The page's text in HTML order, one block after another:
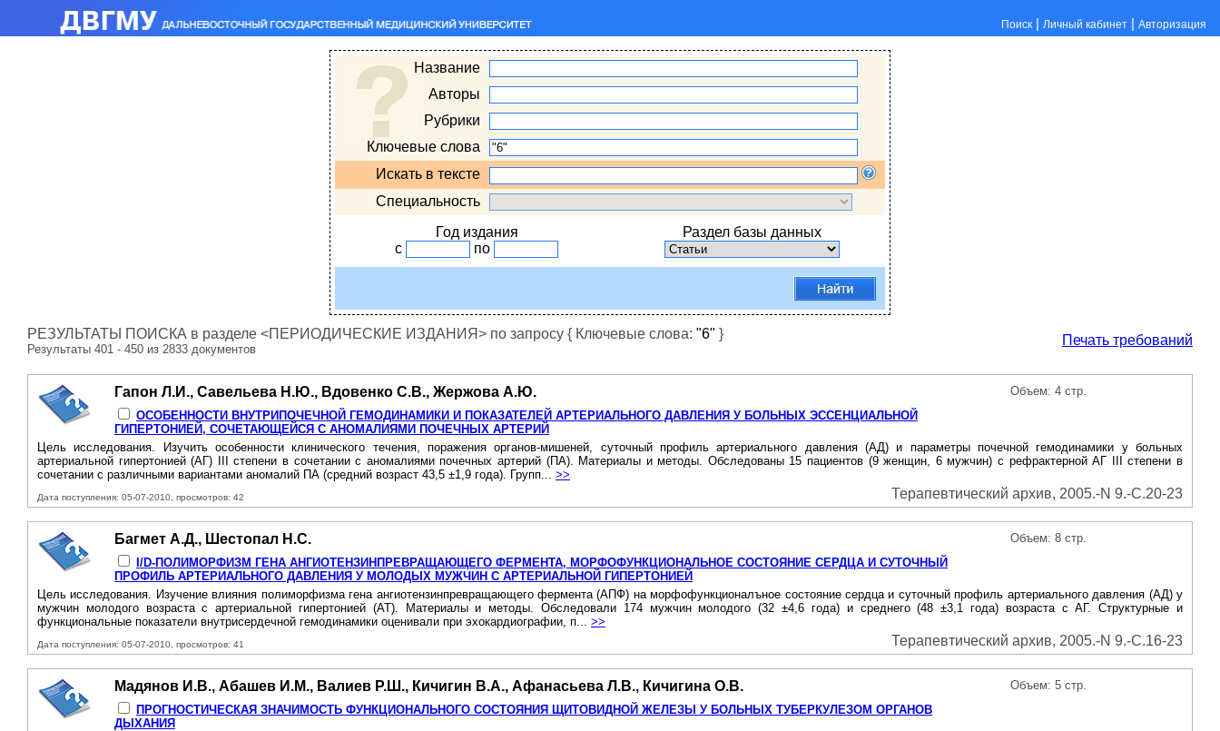
Поиск | Личный кабинет | Авторизация
Название
Авторы
Рубрики
Ключевые слова
Искать в тексте
Специальность
Год издания
Раздел базы данных
с
по
РЕЗУЛЬТАТЫ ПОИСКА в разделе <ПЕРИОДИЧЕСКИЕ ИЗДАНИЯ> по запросу { Ключевые слова: "6" }
Результаты 401 - 450 из 2833 документов
Печать требований
Гапон Л.И., Савельева Н.Ю., Вдовенко С.В., Жержова А.Ю.
ОСОБЕННОСТИ ВНУТРИПОЧЕЧНОЙ ГЕМОДИНАМИКИ И ПОКАЗАТЕЛЕЙ АРТЕРИАЛЬНОГО ДАВЛЕНИЯ У БОЛЬНЫХ ЭССЕНЦИАЛЬНОЙ
ГИПЕРТОНИЕЙ, СОЧЕТАЮЩЕЙСЯ С АНОМАЛИЯМИ ПОЧЕЧНЫХ АРТЕРИЙ
Объем: 4 стр.
Цель исследования. Изучить особенности клинического течения, поражения органов-мишеней, суточный профиль артериального давления (АД) и параметры почечной гемодинамики у больных
артериальной гипертонией (АГ) III степени в сочетании с аномалиями почечных артерий (ПА). Материалы и методы. Обследованы 15 пациентов (9 женщин, 6 мужчин) с рефрактерной АГ III степени в
сочетании с различными вариантами аномалий ПА (средний возраст 43,5 ±1,9 года). Групп... >>
Дата поступления: 05-07-2010, просмотров: 42 Терапевтический архив, 2005.-N 9.-С.20-23
Багмет А.Д., Шестопал Н.С.
I/D-ПОЛИМОРФИЗМ ГЕНА АНГИОТЕНЗИНПРЕВРАЩАЮЩЕГО ФЕРМЕНТА, МОРФОФУНКЦИОНАЛЬНОЕ СОСТОЯНИЕ СЕРДЦА И СУТОЧНЫЙ
ПРОФИЛЬ АРТЕРИАЛЬНОГО ДАВЛЕНИЯ У МОЛОДЫХ МУЖЧИН С АРТЕРИАЛЬНОЙ ГИПЕРТОНИЕЙ
Объем: 8 стр.
Цель исследования. Изучение влияния полиморфизма гена ангиотензинпревращающего фермента (АПФ) на морфофункционалъное состояние сердца и суточный профиль артериального давления (АД) у
мужчин молодого возраста с артериальной гипертонией (AT). Материалы и методы. Обследовали 174 мужчин молодого (32 ±4,6 года) и среднего (48 ±3,1 года) возраста с АГ. Структурные и
функциональные показатели внутрисердечной гемодинамики оценивали при эхокардиографии, п... >>
Дата поступления: 05-07-2010, просмотров: 41 Терапевтический архив, 2005.-N 9.-С.16-23
Мадянов И.В., Абашев И.М., Валиев Р.Ш., Кичигин В.А., Афанасьева Л.В., Кичигина О.В.
ПРОГНОСТИЧЕСКАЯ ЗНАЧИМОСТЬ ФУНКЦИОНАЛЬНОГО СОСТОЯНИЯ ЩИТОВИДНОЙ ЖЕЛЕЗЫ У БОЛЬНЫХ ТУБЕРКУЛЕЗОМ ОРГАНОВ
ДЫХАНИЯ
Объем: 5 стр.